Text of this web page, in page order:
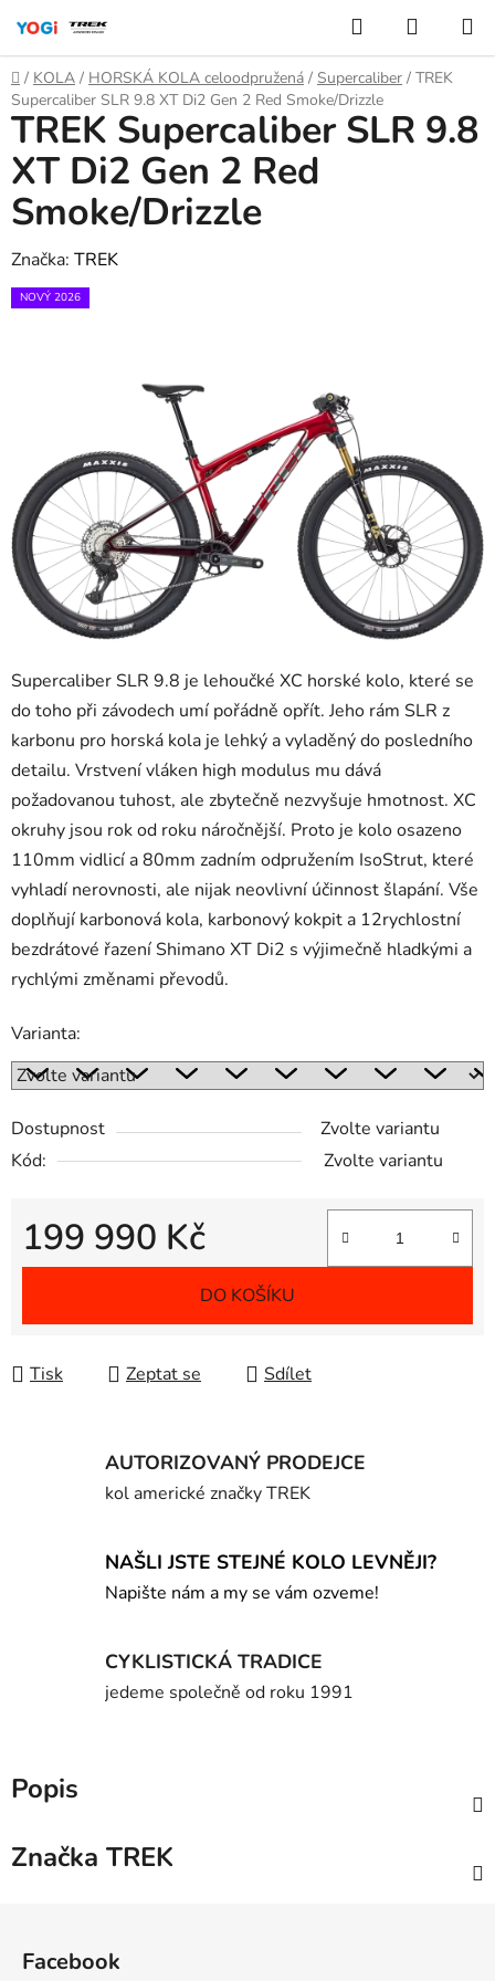
obsah
Hledat
KOŠÍK
Domů
/ KOLA / HORSKÁ KOLA celoodpružená / Supercaliber / TREK
Supercaliber SLR 9.8 XT Di2 Gen 2 Red Smoke/Drizzle
Supercaliber SLR 9.8 je lehoučké XC horské kolo, které se
do toho při závodech umí pořádně opřít. Jeho rám SLR z
karbonu pro horská kola je lehký a vyladěný do posledního
detailu. Vrstvení vláken high modulus mu dává
požadovanou tuhost, ale zbytečně nezvyšuje hmotnost. XC
okruhy jsou rok od roku náročnější. Proto je kolo osazeno
110mm vidlicí a 80mm zadním odpružením IsoStrut, které
vyhladí nerovnosti, ale nijak neovlivní účinnost šlapání. Vše
doplňují karbonová kola, karbonový kokpit a 12rychlostní
bezdrátové řazení Shimano XT Di2 s výjimečně hladkými a
rychlými změnami převodů.
Varianta:
Dostupnost
Zvolte variantu
Kód:
Zvolte variantu
199 990 Kč
Měrná cena:
DO KOŠÍKU
Tisk Zeptat se Sdílet
TREK Supercaliber SLR 9.8
XT Di2 Gen 2 Red
Smoke/Drizzle
Značka: TREK
NOVÝ 2026
AUTORIZOVANÝ PRODEJCE
kol americké značky TREK
NAŠLI JSTE STEJNÉ KOLO LEVNĚJI?
Napište nám a my se vám ozveme!
CYKLISTICKÁ TRADICE
jedeme společně od roku 1991
Popis
Značka TREK
Facebook